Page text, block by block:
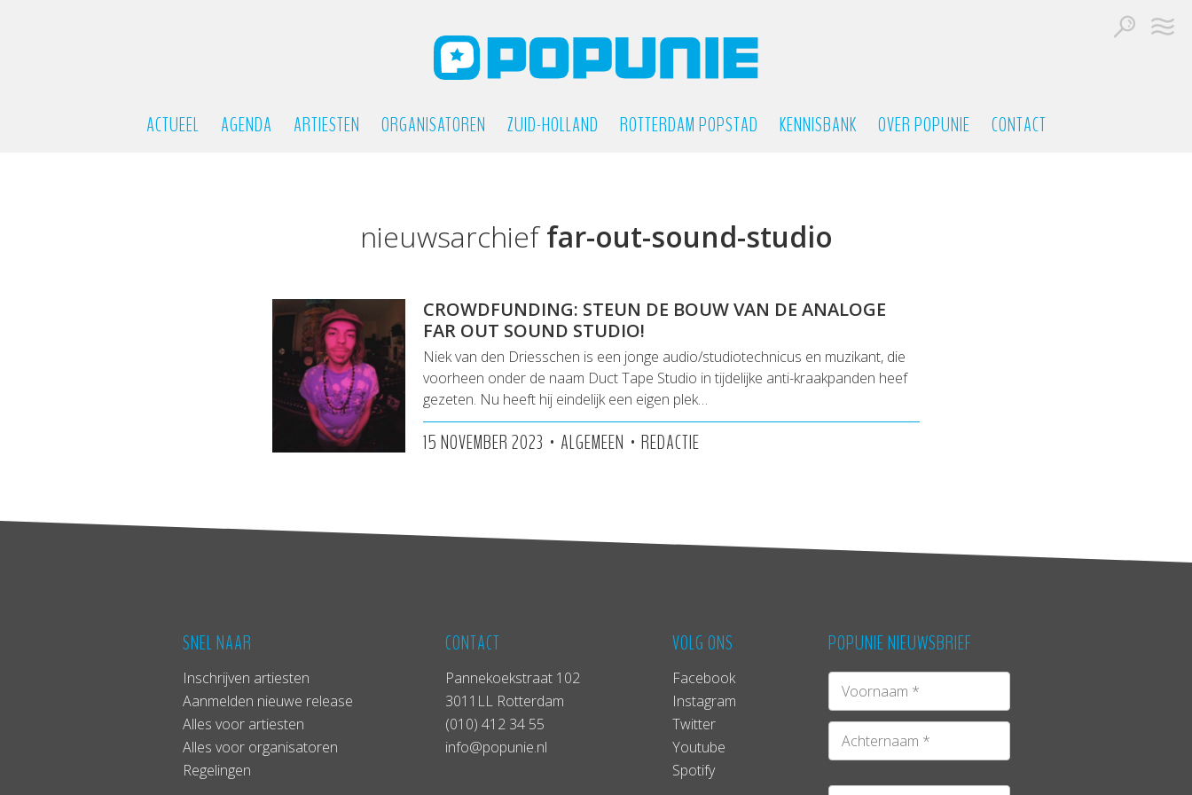
ACTUEEL AGENDA ARTIESTEN ORGANISATOREN ZUID-HOLLAND ROTTERDAM POPSTAD KENNISBANK OVER POPUNIE CONTACT
nieuwsarchieffar-out-sound-studio
CROWDFUNDING: STEUN DE BOUW VAN DE ANALOGE
FAR OUT SOUND STUDIO!
Niek van den Driesschen is een jonge audio/studiotechnicus en muzikant, die
voorheen onder de naam Duct Tape Studio in tijdelijke anti-kraakpanden heef
gezeten. Nu heeft hij eindelijk een eigen plek…
15 NOVEMBER 2023 • ALGEMEEN • REDACTIE
SNEL NAAR
Inschrijven artiesten
Aanmelden nieuwe release
Alles voor artiesten
Alles voor organisatoren
Regelingen
CONTACT
Pannekoekstraat 102
3011LL Rotterdam
(010) 412 34 55
info@popunie.nl
VOLG ONS
Facebook
Instagram
Twitter
Youtube
Spotify
POPUNIE NIEUWSBRIEF